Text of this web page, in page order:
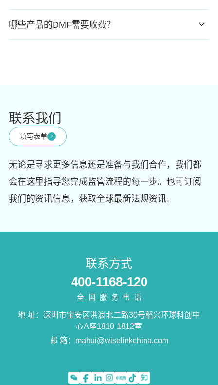
哪些产品的DMF需要收费？
联系我们
填写表单
无论是寻求更多信息还是准备与我们合作，我们都
会在这里指导您完成监管流程的每一步。也可订阅
我们的资讯信息，获取全球最新法规资讯。
联系方式
400-1168-120
全国服务电话
地 址：深圳市宝安区洪浪北二路30号稻兴环球科创中
心A座1810-1812室
邮 箱： mahui@wiselinkchina.com